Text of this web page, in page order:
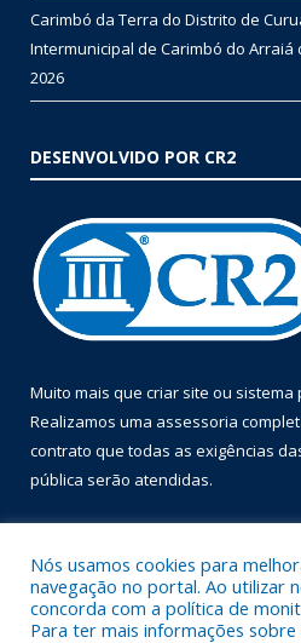
Carimbó da Terra do Distrito de
Intermunicipal de Carimbó do Arraiá
2026
DESENVOLVIDO POR CR2
Muito mais que criar site ou sistema
Realizamos uma assessoria
contrato que todas as exigências
pública serão atendidas.
Nós usamos cookies para
navegação no portal. Ao utilizar
concorda com a política de
Para ter mais informações